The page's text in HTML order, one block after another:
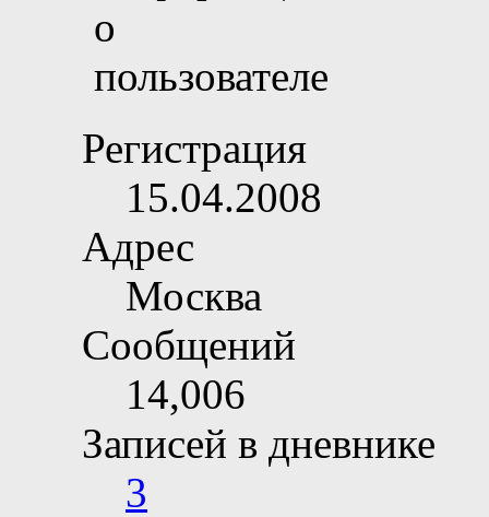
Регистрация
15.04.2008
Адрес
Москва
Сообщений
14,006
Записей в дневнике
3